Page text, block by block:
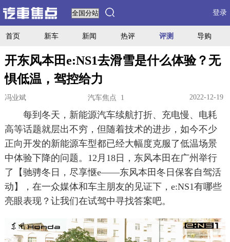
登录
首页 新车 新闻 热评 评测 导购
开东风本田e:NS1去滑雪是什么体验？无
惧低温，驾控给力
冯业斌 汽车焦点 1 2022-12-19
每到冬天，新能源汽车续航打折、充电慢、电耗
高等话题就层出不穷，但随着技术的进步，如今不少
正向开发的新能源车型都已经大幅度克服了低温场景
中体验下降的问题。12月18日，东风本田在广州举行
了【驰骋冬日，尽享惬e——东风本田冬日保客自驾活
动】，在一众媒体和车主朋友的见证下，e:NS1有哪些
亮眼表现？让我们在试驾中寻找答案吧。